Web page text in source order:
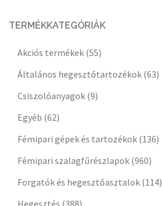
TERMÉKKATEGÓRIÁK
Akciós termékek (55)
Általános hegesztőtartozékok (63)
Csiszolóanyagok (9)
Egyéb (62)
Fémipari gépek és tartozékok (136)
Fémipari szalagfűrészlapok (960)
Forgatók és hegesztőasztalok (114)